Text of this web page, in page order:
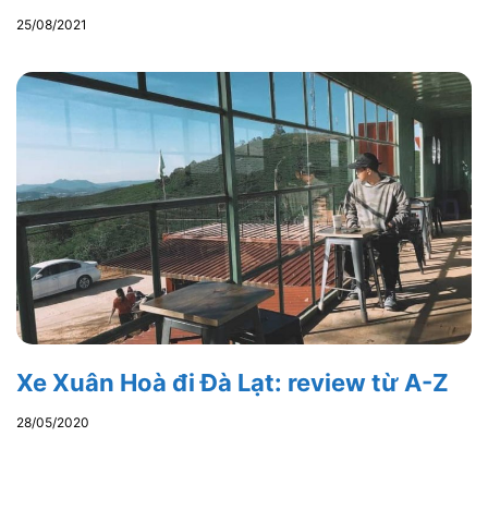
25/08/2021
Xe Xuân Hoà đi Đà Lạt: review từ A-Z
28/05/2020